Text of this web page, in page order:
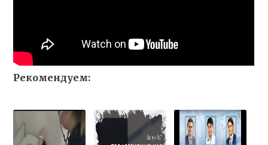
Рекомендуем: